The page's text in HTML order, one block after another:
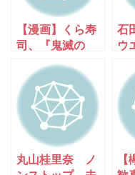
【漫画】くら寿
司、『鬼滅の
平日過去最高の
売り上げを叩き
出す [muffin★]
石
ウ
長
丸山桂里奈 ノ